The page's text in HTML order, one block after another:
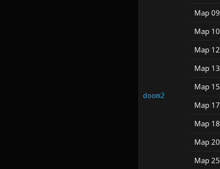
doom2
Map 09
Map 10
Map 12
Map 13
Map 15
Map 17
Map 18
Map 20
Map 25